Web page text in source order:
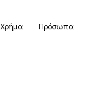
Χρήμα Πρόσωπα